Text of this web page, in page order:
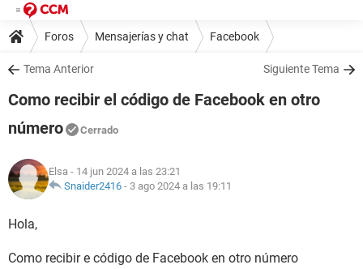
Foros Mensajerías y chat Facebook
Tema Anterior Siguiente Tema
Como recibir el código de Facebook en otro
número
Cerrado
Elsa - 14 jun 2024 a las 23:21
Snaider2416 - 3 ago 2024 a las 19:11
Hola,
Como recibir e código de Facebook en otro número